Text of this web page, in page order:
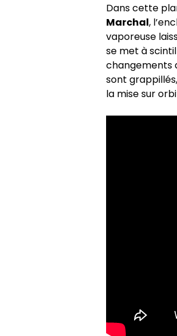
Dans cette
Marchal,
vaporeuse
se met à
changements
sont
la mise sur